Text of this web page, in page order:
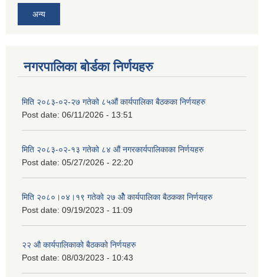
अन्य
नगरपालिका बोर्डका निर्णयहरु
मिति २०८३-०२-२७ गतेको ८५औं कार्यपालिका बैठकका निर्णयहरु
Post date: 06/11/2026 - 13:51
मिति २०८३-०२-१३ गतेको ८४ औं नगरकार्यपालिकाका निर्णयहरु
Post date: 05/27/2026 - 22:20
मिति २०८०।०४।१९ गतेको २७ ‌‍‌ओेै कार्यपालिका बैठकका निर्णयहरु
Post date: 09/19/2023 - 11:09
२‍२ औ कार्यपालिकाको बैठकको निर्णयहरु
Post date: 08/03/2023 - 10:43